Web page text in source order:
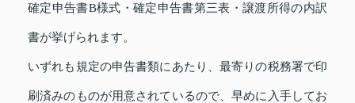
確定申告書B様式・確定申告書第三表・譲渡所得の内訳
書が挙げられます。
いずれも規定の申告書類にあたり、最寄りの税務署で印
刷済みのものが用意されているので、早めに入手してお